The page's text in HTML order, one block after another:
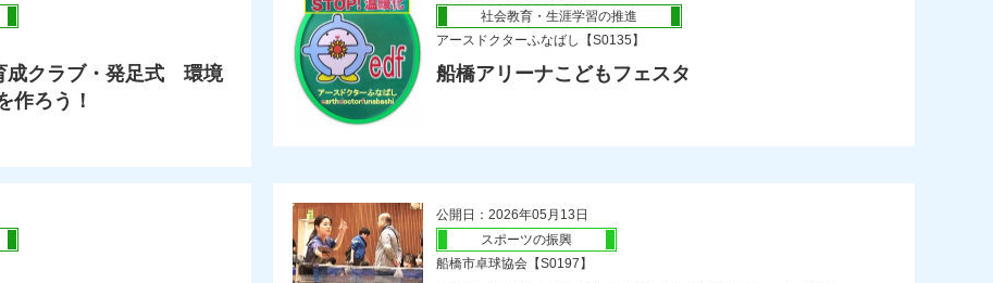
クラブ・発足式 環境
作ろう！
社会教育・生涯学習の推進
アースドクターふなばし【S0135】
船橋アリーナこどもフェスタ
公開日：2026年05月13日
スポーツの振興
船橋市卓球協会【S0197】